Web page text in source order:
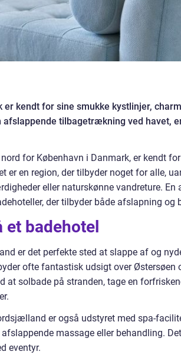
kendt for sine smukke kystlinjer,
tilbagetrækning ved havet,
for København i Danmark, er kendt
er en region, der tilbyder noget for alle,
eller naturskønne vandreture.
der tilbyder både afslapning og
et badehotel
er det perfekte sted at slappe af og
ofte fantastisk udsigt over Østersøen
at solbade på stranden, tage en
er også udstyret med spa-
massage eller behandling.
eventyr.